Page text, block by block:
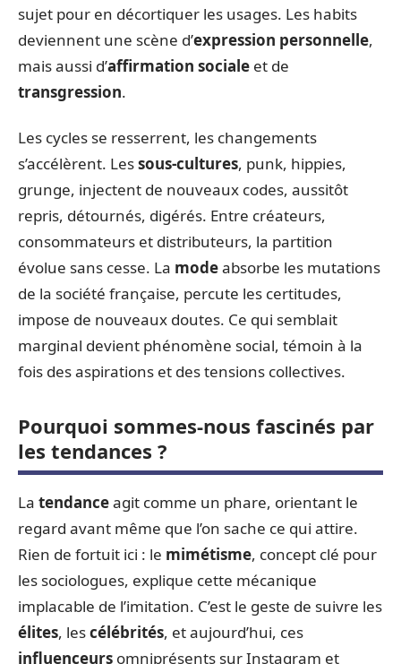
sujet pour en décortiquer les usages. Les habits
deviennent une scène d’expression personnelle,
mais aussi d’affirmation sociale et de
transgression.
Les cycles se resserrent, les changements
s’accélèrent. Lessous-cultures, punk, hippies,
grunge, injectent de nouveaux codes, aussitôt
repris, détournés, digérés. Entre créateurs,
consommateurs et distributeurs, la partition
évolue sans cesse. La modeabsorbe les mutations
de la société française, percute les certitudes,
impose de nouveaux doutes. Ce qui semblait
marginal devient phénomène social, témoin à la
fois des aspirations et des tensions collectives.
Pourquoi sommes-nous fascinés par
les tendances ?
La tendanceagit comme un phare, orientant le
regard avant même que l’on sache ce qui attire.
Rien de fortuit ici : le mimétisme, concept clé pour
les sociologues, explique cette mécanique
implacable de l’imitation. C’est le geste de suivre les
élites, lescélébrités, et aujourd’hui, ces
influenceurs omniprésents sur Instagram et